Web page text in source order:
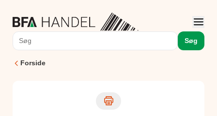
Søg
Forside